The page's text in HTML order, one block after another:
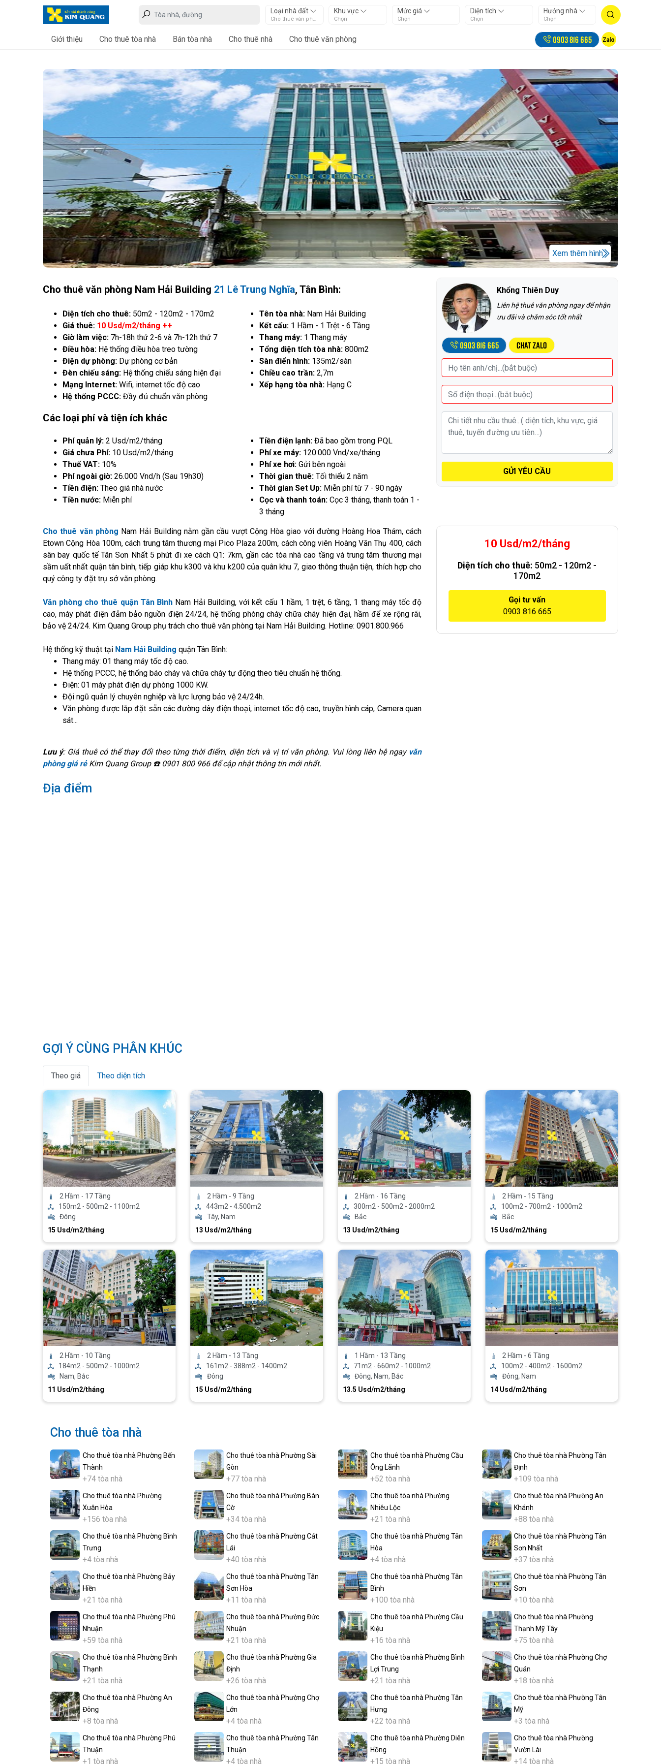
Loại nhà đất
Cho thuê văn phòng
Khu vực
Chọn
Mức giá
Chọn
Diện tích
Chọn
Hướng nhà
Chọn
Giới thiệu Cho thuê tòa nhà Bán tòa nhà Cho thuê nhà Cho thuê văn phòng 0903 816 665 Zalo
Xem thêm hình
Cho thuê văn phòng Nam Hải Building 21 Lê Trung Nghĩa, Tân Bình:
Diện tích cho thuê: 50m2 - 120m2 - 170m2
Giá thuê: 10 Usd/m2/tháng ++
Giờ làm việc: 7h-18h thứ 2-6 và 7h-12h thứ 7
Điều hòa: Hệ thống điều hòa treo tường
Điện dự phòng: Dự phòng cơ bản
Đèn chiếu sáng: Hệ thống chiếu sáng hiện đại
Mạng Internet: Wifi, internet tốc độ cao
Hệ thống PCCC: Đầy đủ chuẩn văn phòng
Tên tòa nhà: Nam Hải Building
Kết cấu: 1 Hầm - 1 Trệt - 6 Tầng
Thang máy: 1 Thang máy
Tổng diện tích tòa nhà: 800m2
Sàn điển hình: 135m2/sàn
Chiều cao trần: 2,7m
Xếp hạng tòa nhà: Hạng C
Các loại phí và tiện ích khác
Phí quản lý: 2 Usd/m2/tháng
Giá chưa Phí: 10 Usd/m2/tháng
Thuế VAT: 10%
Phí ngoài giờ: 26.000 Vnd/h (Sau 19h30)
Tiền điện: Theo giá nhà nước
Tiền nước: Miễn phí
Tiền điện lạnh: Đã bao gồm trong PQL
Phí xe máy: 120.000 Vnd/xe/tháng
Phí xe hơi: Gửi bên ngoài
Thời gian thuê: Tối thiểu 2 năm
Thời gian Set Up: Miễn phí từ 7 - 90 ngày
Cọc và thanh toán: Cọc 3 tháng, thanh toán 1 -
3 tháng
Khổng Thiên Duy
Liên hệ thuê văn phòng ngay để nhận
ưu đãi và chăm sóc tốt nhất
0903 816 665 Chat Zalo
GỬI YÊU CẦU
Cho thuê văn phòng Nam Hải Building nằm gần cầu vượt Cộng Hòa giao với đường Hoàng Hoa Thám, cách
Etown Cộng Hòa 100m, cách trung tâm thương mại Pico Plaza 200m, cách công viên Hoàng Văn Thụ 400, cách
sân bay quốc tế Tân Sơn Nhất 5 phút đi xe cách Q1: 7km, gần các tòa nhà cao tầng và trung tâm thương mại
sầm uất nhất quận tân bình, tiếp giáp khu k300 và khu k200 của quân khu 7, giao thông thuận tiện, thích hợp cho
quý công ty đặt trụ sở văn phòng.
Văn phòng cho thuê quận Tân BìnhNam Hải Building, với kết cấu 1 hầm, 1 trệt, 6 tầng, 1 thang máy tốc độ
cao, máy phát điện đảm bảo nguồn điện 24/24, hệ thống phòng cháy chữa cháy hiện đại, hầm để xe rộng rãi,
bảo vệ 24/24. Kim Quang Group phụ trách cho thuê văn phòng tại Nam Hải Building. Hotline: 0901.800.966
Hệ thống kỹ thuật tại Nam Hải Building quận Tân Bình:
Thang máy: 01 thang máy tốc độ cao.
Hệ thống PCCC, hệ thống báo cháy và chữa cháy tự động theo tiêu chuẩn hệ thống.
Điện: 01 máy phát điện dự phòng 1000 KW.
Đội ngũ quản lý chuyên nghiệp và lực lượng bảo vệ 24/24h.
Văn phòng được lắp đặt sẵn các đường dây điện thoại, internet tốc độ cao, truyền hình cáp, Camera quan
sát...
Lưu ý: Giá thuê có thể thay đổi theo từng thời điểm, diện tích và vị trí văn phòng. Vui lòng liên hệ ngay văn
phòng giá rẻKim Quang Group ☎️ 0901 800 966 để cập nhật thông tin mới nhất.
10 Usd/m2/tháng
Diện tích cho thuê: 50m2 - 120m2 -
170m2
Gọi tư vấn
0903 816 665
Địa điểm
GỢI Ý CÙNG PHÂN KHÚC
Theo giá Theo diện tích
2 Hầm - 17 Tầng
150m2 - 500m2 - 1100m2
Đông
15 Usd/m2/tháng
2 Hầm - 9 Tầng
443m2 - 4.500m2
Tây, Nam
13 Usd/m2/tháng
2 Hầm - 16 Tầng
300m2 - 500m2 - 2000m2
Bắc
13 Usd/m2/tháng
2 Hầm - 15 Tầng
100m2 - 700m2 - 1000m2
Bắc
15 Usd/m2/tháng
2 Hầm - 10 Tầng
184m2 - 500m2 - 1000m2
Nam, Bắc
11 Usd/m2/tháng
2 Hầm - 13 Tầng
161m2 - 388m2 - 1400m2
Đông
15 Usd/m2/tháng
1 Hầm - 13 Tầng
71m2 - 660m2 - 1000m2
Đông, Nam, Bắc
13.5 Usd/m2/tháng
2 Hầm - 6 Tầng
100m2 - 400m2 - 1600m2
Đông, Nam
14 Usd/m2/tháng
Cho thuê tòa nhà
Cho thuê tòa nhà Phường Bến
Thành
+74 tòa nhà
Cho thuê tòa nhà Phường Sài
Gòn
+77 tòa nhà
Cho thuê tòa nhà Phường Cầu
Ông Lãnh
+52 tòa nhà
Cho thuê tòa nhà Phường Tân
Định
+109 tòa nhà
Cho thuê tòa nhà Phường
Xuân Hòa
+156 tòa nhà
Cho thuê tòa nhà Phường Bàn
Cờ
+34 tòa nhà
Cho thuê tòa nhà Phường
Nhiêu Lộc
+21 tòa nhà
Cho thuê tòa nhà Phường An
Khánh
+88 tòa nhà
Cho thuê tòa nhà Phường Bình
Trưng
+4 tòa nhà
Cho thuê tòa nhà Phường Cát
Lái
+40 tòa nhà
Cho thuê tòa nhà Phường Tân
Hòa
+4 tòa nhà
Cho thuê tòa nhà Phường Tân
Sơn Nhất
+37 tòa nhà
Cho thuê tòa nhà Phường Bảy
Hiền
+21 tòa nhà
Cho thuê tòa nhà Phường Tân
Sơn Hòa
+11 tòa nhà
Cho thuê tòa nhà Phường Tân
Bình
+100 tòa nhà
Cho thuê tòa nhà Phường Tân
Sơn
+10 tòa nhà
Cho thuê tòa nhà Phường Phú
Nhuận
+59 tòa nhà
Cho thuê tòa nhà Phường Đức
Nhuận
+21 tòa nhà
Cho thuê tòa nhà Phường Cầu
Kiệu
+16 tòa nhà
Cho thuê tòa nhà Phường
Thạnh Mỹ Tây
+75 tòa nhà
Cho thuê tòa nhà Phường Bình
Thạnh
+21 tòa nhà
Cho thuê tòa nhà Phường Gia
Định
+26 tòa nhà
Cho thuê tòa nhà Phường Bình
Lợi Trung
+21 tòa nhà
Cho thuê tòa nhà Phường Chợ
Quán
+18 tòa nhà
Cho thuê tòa nhà Phường An
Đông
+8 tòa nhà
Cho thuê tòa nhà Phường Chợ
Lớn
+4 tòa nhà
Cho thuê tòa nhà Phường Tân
Hưng
+22 tòa nhà
Cho thuê tòa nhà Phường Tân
Mỹ
+3 tòa nhà
Cho thuê tòa nhà Phường Phú
Thuận
+1 tòa nhà
Cho thuê tòa nhà Phường Tân
Thuận
+4 tòa nhà
Cho thuê tòa nhà Phường Diên
Hồng
+15 tòa nhà
Cho thuê tòa nhà Phường
Vườn Lài
+14 tòa nhà